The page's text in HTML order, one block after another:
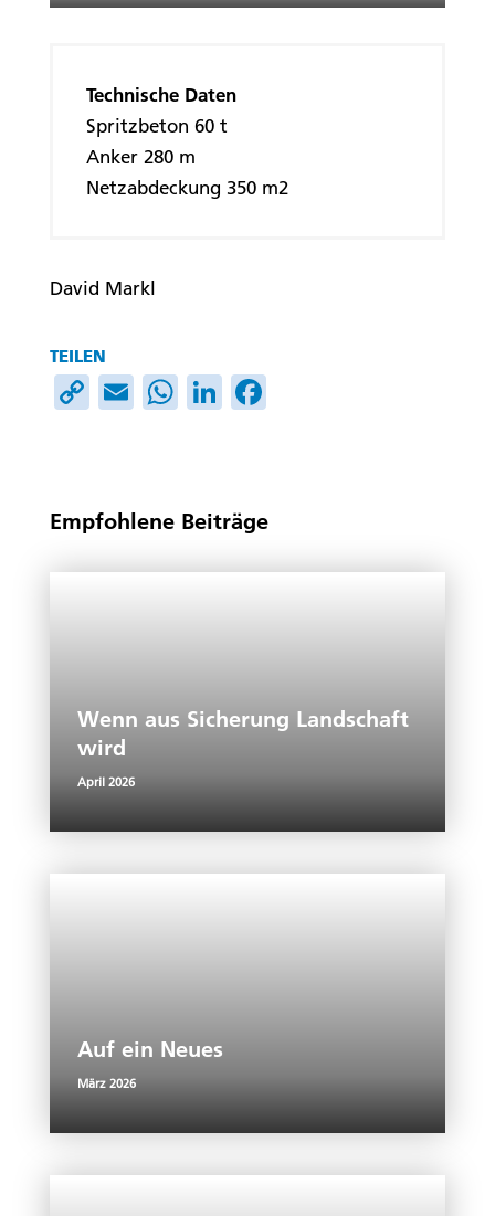
Sicherungsarbeiten kurz vor dem Abschluss
Technische Daten
Spritzbeton 60 t
Anker 280 m
Netzabdeckung 350 m2
David Markl
TEILEN
C
Li
n
E
W
A
p
Li
dI
n
o
o
Empfohlene Beiträge
Wenn aus Sicherung Landschaft
wird
April 2026
Auf ein Neues
März 2026